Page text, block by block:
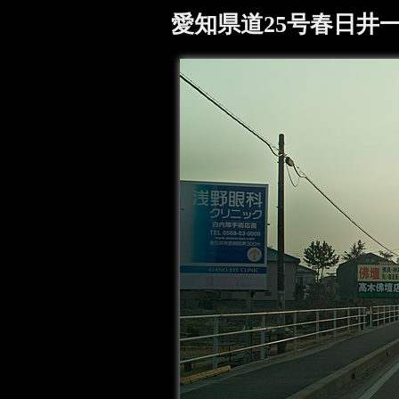
愛知県道25号春日井